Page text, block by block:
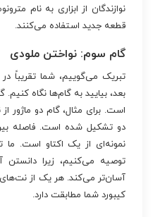
نوازندگان از ابزاری به نام
قطعه جدید استفاده می‌کنند.
گام سوم: نواختن ملودی
تبریک می‌گوییم، شما تقریباً
بعد، بیایید به گام‌ها نگاه
است. برای مثال، گام دو ماژور
دو تشکیل شده است. فاصله
نمونه‌ای از یک اکتاو است. ما
توصیه می‌کنیم، زیرا دانستن
آسان‌تر می‌کند. هر یک از نت‌های
کیبورد شما مطابقت دارد.